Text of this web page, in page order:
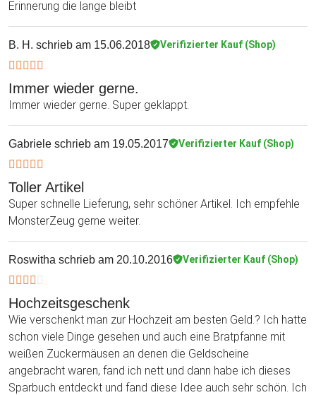
Erinnerung die lange bleibt
B. H. schrieb am 15.06.2018 Verifizierter Kauf (Shop)
Immer wieder gerne.
Immer wieder gerne. Super geklappt.
Gabriele schrieb am 19.05.2017 Verifizierter Kauf (Shop)
Toller Artikel
Super schnelle Lieferung, sehr schöner Artikel. Ich empfehle
MonsterZeug gerne weiter.
Roswitha schrieb am 20.10.2016 Verifizierter Kauf (Shop)
Hochzeitsgeschenk
Wie verschenkt man zur Hochzeit am besten Geld.? Ich hatte
schon viele Dinge gesehen und auch eine Bratpfanne mit
weißen Zuckermäusen an denen die Geldscheine
angebracht waren, fand ich nett und dann habe ich dieses
Sparbuch entdeckt und fand diese Idee auch sehr schön. Ich